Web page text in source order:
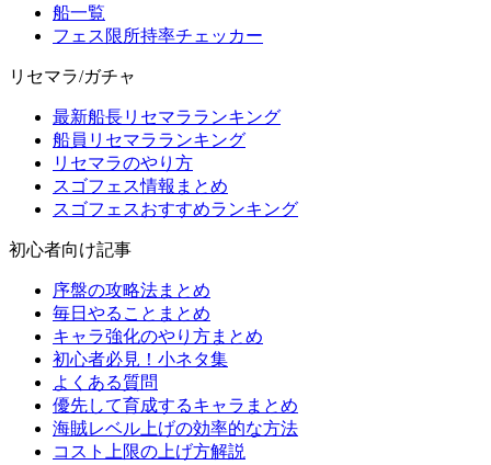
船一覧
フェス限所持率チェッカー
リセマラ/ガチャ
最新船長リセマラランキング
船員リセマラランキング
リセマラのやり方
スゴフェス情報まとめ
スゴフェスおすすめランキング
初心者向け記事
序盤の攻略法まとめ
毎日やることまとめ
キャラ強化のやり方まとめ
初心者必見！小ネタ集
よくある質問
優先して育成するキャラまとめ
海賊レベル上げの効率的な方法
コスト上限の上げ方解説